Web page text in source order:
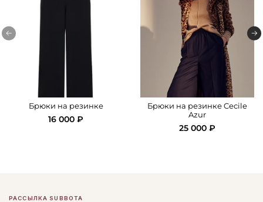
Брюки на резинке
16 000 ₽
Брюки на резинке Cecile
Azur
25 000 ₽
РАССЫЛКА SUBBOTA